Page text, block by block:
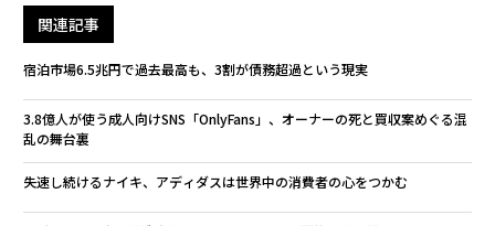
関連記事
宿泊市場6.5兆円で過去最高も、3割が債務超過という現実
3.8億人が使う成人向けSNS「OnlyFans」、オーナーの死と買収案めぐる混
乱の舞台裏
失速し続けるナイキ、アディダスは世界中の消費者の心をつかむ